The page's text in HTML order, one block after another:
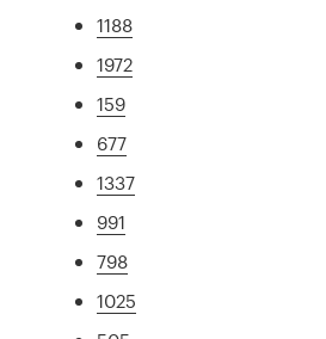
1188
1972
159
677
1337
991
798
1025